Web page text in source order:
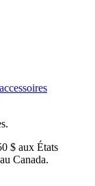
$ aux États
Canada.